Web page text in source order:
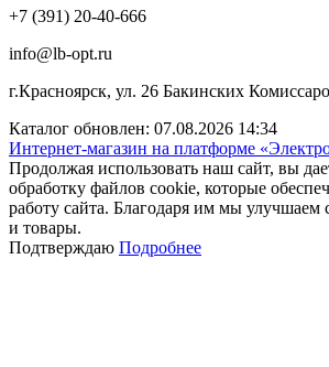
+7 (391) 20-40-666
info@lb-opt.ru
г.Красноярск, ул. 26 Бакинских
Каталог обновлен: 07.08.2026 14:34
Интернет-магазин на платформе
Продолжая использовать наш сайт, вы
обработку файлов cookie, которые
работу сайта. Благодаря им мы улучшаем
и товары.
Подтверждаю Подробнее